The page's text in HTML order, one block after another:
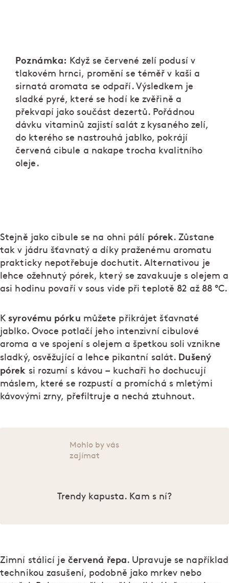
Poznámka: Když se červené zelí podusí v
tlakovém hrnci, promění se téměř v kaši a
sirnatá aromata se odpaří. Výsledkem je
sladké pyré, které se hodí ke zvěřině a
překvapí jako součást dezertů. Pořádnou
dávku vitaminů zajistí salát z kysaného zelí,
do kterého se nastrouhá jablko, pokrájí
červená cibule a nakape trocha kvalitního
oleje.
Stejně jako cibule se na ohni pálí pórek. Zůstane
tak v jádru šťavnatý a díky praženému aromatu
prakticky nepotřebuje dochutit. Alternativou je
lehce ožehnutý pórek, který se zavakuuje s olejem a
asi hodinu povaří v sous vide při teplotě 82 až 88 ºC.
Ksyrovému pórku můžete přikrájet šťavnaté
jablko. Ovoce potlačí jeho intenzivní cibulové
aroma a ve spojení s olejem a špetkou soli vznikne
sladký, osvěžující a lehce pikantní salát. Dušený
pórek si rozumí s kávou– kuchaři ho dochucují
máslem, které se rozpustí a promíchá s mletými
kávovými zrny, přefiltruje a nechá ztuhnout.
Mohlo by vás
zajímat
Trendy kapusta. Kam s ní?
Zimní stálicí je červená řepa. Upravuje se například
technikou zasušení, podobně jako mrkev nebo